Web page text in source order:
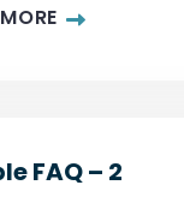
FAQ – 2